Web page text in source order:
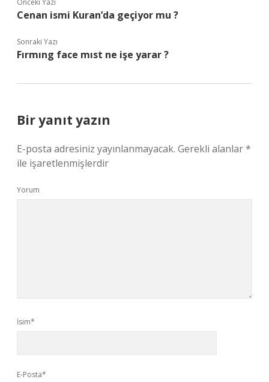
Önceki Yazı
Cenan ismi Kuran’da geçiyor mu ?
Sonraki Yazı
Fırmıng face mıst ne işe yarar ?
Bir yanıt yazın
E-posta adresiniz yayınlanmayacak. Gerekli alanlar*
ile işaretlenmişlerdir
Yorum
İsim*
E-Posta*